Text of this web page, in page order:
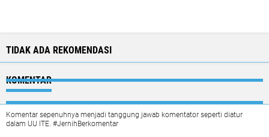
TIDAK ADA REKOMENDASI
KOMENTAR
Komentar sepenuhnya menjadi tanggung jawab komentator seperti diatur
dalam UU ITE. #JernihBerkomentar